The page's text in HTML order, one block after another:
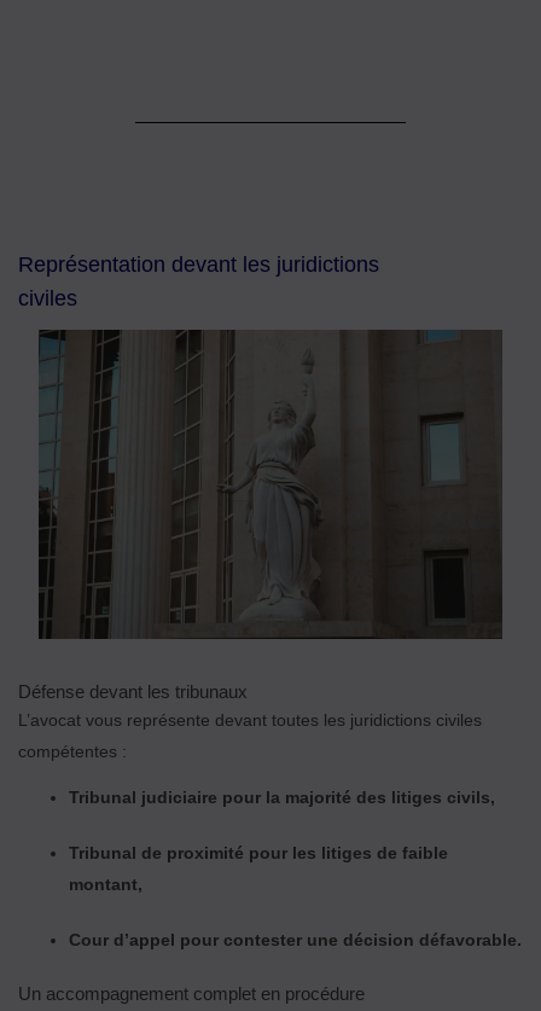
Représentation devant les juridictions
civiles
Défense devant les tribunaux
L’avocat vous représente devant toutes les juridictions civiles
compétentes :
Tribunal judiciaire pour la majorité des litiges civils,
Tribunal de proximité pour les litiges de faible
montant,
Cour d’appel pour contester une décision défavorable.
Un accompagnement complet en procédure